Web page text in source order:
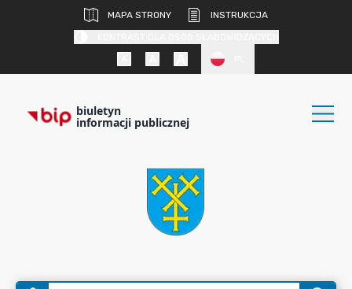
MAPA STRONY
INSTRUKCJA
biuletyn
informacji publicznej